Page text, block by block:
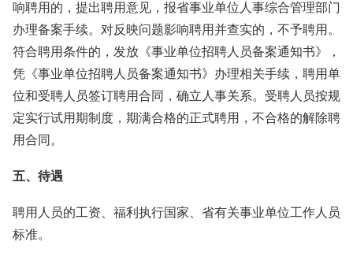
响聘用的，提出聘用意见，报省事业单位人事综合管理部门
办理备案手续。对反映问题影响聘用并查实的，不予聘用。
符合聘用条件的，发放《事业单位招聘人员备案通知书》，
凭《事业单位招聘人员备案通知书》办理相关手续，聘用单
位和受聘人员签订聘用合同，确立人事关系。受聘人员按规
定实行试用期制度，期满合格的正式聘用，不合格的解除聘
用合同。
五、待遇
聘用人员的工资、福利执行国家、省有关事业单位工作人员
标准。